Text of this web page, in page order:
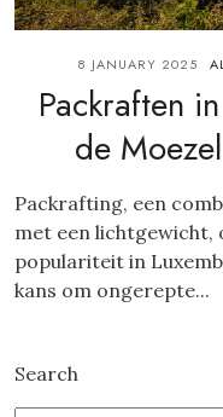
8 JANUARY 2025
Packraften
de
Packrafting, een
met een lichtgewicht,
populariteit in
kans om ongerepte...
Search